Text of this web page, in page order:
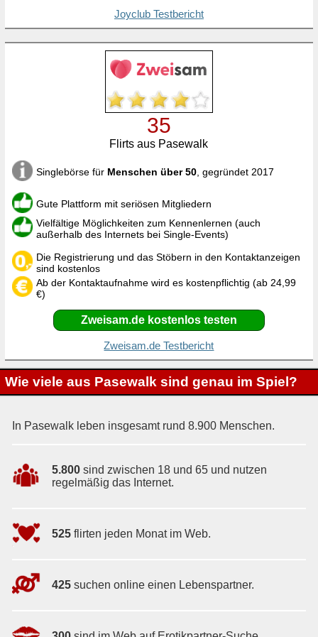
Joyclub Testbericht
35
Flirts aus Pasewalk
Singlebörse für Menschen über 50 , gegründet 2017
Gute Plattform mit seriösen Mitgliedern
Vielfältige Möglichkeiten zum Kennenlernen (auch
außerhalb des Internets bei Single-Events)
Die Registrierung und das Stöbern in den Kontaktanzeigen
sind kostenlos
Ab der Kontaktaufnahme wird es kostenpflichtig (ab 24,99
€)
Zweisam.de kostenlos testen
Zweisam.de Testbericht
Wie viele aus Pasewalk sind genau im Spiel?
In Pasewalk leben insgesamt rund 8.900 Menschen.
5.800 sind zwischen 18 und 65 und nutzen
regelmäßig das Internet.
525 flirten jeden Monat im Web.
425 suchen online einen Lebenspartner.